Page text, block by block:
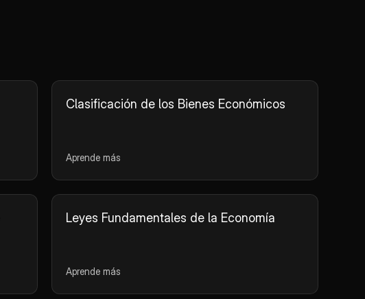
Clasificación de los Bienes Económicos
Aprende más
Leyes Fundamentales de la Economía
Aprende más